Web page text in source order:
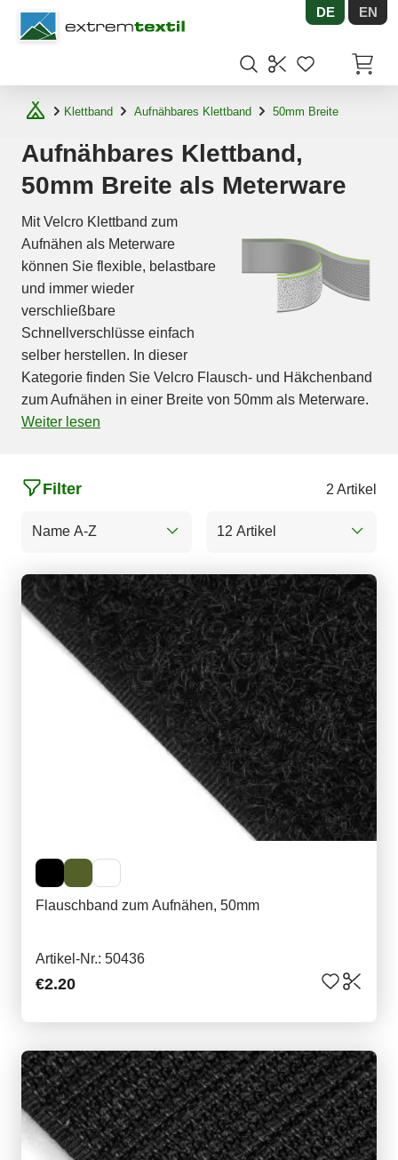
Shopware DE EN
Klettband Aufnähbares Klettband 50mm Breite
Aufnähbares Klettband,
50mm Breite als Meterware
Mit Velcro Klettband zum
Aufnähen als Meterware
können Sie flexible, belastbare
und immer wieder
verschließbare
Schnellverschlüsse einfach
selber herstellen. In dieser
Kategorie finden Sie Velcro Flausch- und Häkchenband
zum Aufnähen in einer Breite von 50mm als Meterware.
Weiter lesen
Name A-Z
Filter 2 Artikel
12 Artikel
Flauschband zum Aufnähen, 50mm
Artikel-Nr.: 50436
€2.20